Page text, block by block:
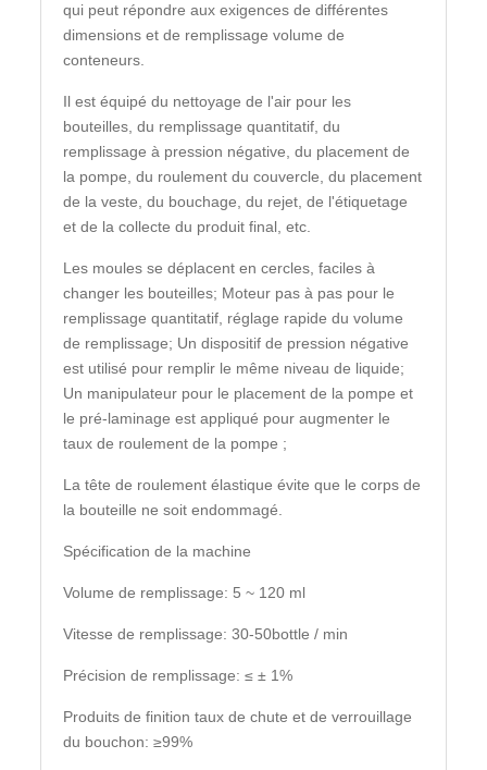
qui peut répondre aux exigences de différentes
dimensions et de remplissage volume de
conteneurs.
Il est équipé du nettoyage de l'air pour les
bouteilles, du remplissage quantitatif, du
remplissage à pression négative, du placement de
la pompe, du roulement du couvercle, du placement
de la veste, du bouchage, du rejet, de l'étiquetage
et de la collecte du produit final, etc.
Les moules se déplacent en cercles, faciles à
changer les bouteilles; Moteur pas à pas pour le
remplissage quantitatif, réglage rapide du volume
de remplissage; Un dispositif de pression négative
est utilisé pour remplir le même niveau de liquide;
Un manipulateur pour le placement de la pompe et
le pré-laminage est appliqué pour augmenter le
taux de roulement de la pompe ;
La tête de roulement élastique évite que le corps de
la bouteille ne soit endommagé.
Spécification de la machine
Volume de remplissage: 5 ~ 120 ml
Vitesse de remplissage: 30-50bottle / min
Précision de remplissage: ≤ ± 1%
Produits de finition taux de chute et de verrouillage
du bouchon: ≥99%